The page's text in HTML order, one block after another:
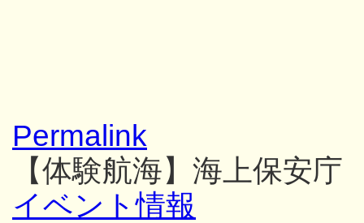
Permalink
【体験航海】海上保安
イベント情報